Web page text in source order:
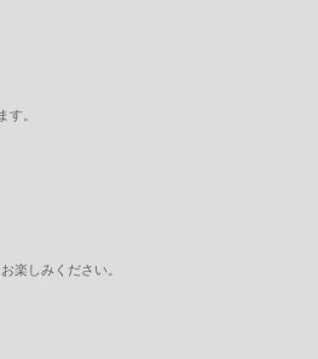
す。
楽しみください。